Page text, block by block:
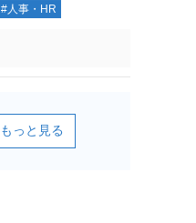
#人事・HR